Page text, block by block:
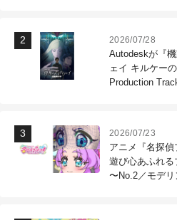
2026/07/28
Autodeskが『
ェイ キルケー
Production
2026/07/23
アニメ『名探
遊び心あふれる
〜No.2／モデ